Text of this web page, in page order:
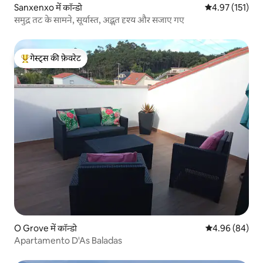
Sanxenxo में कॉन्डो औसत रेटिंग 5 में से
4.97 (151)
समुद्र तट के सामने, सूर्यास्त, अद्भुत दृश्य और सजाए गए
गेस्ट्स का टॉप फ़ेवरेट
गेस्ट्स की फ़ेवरेट
O Grove में कॉन्डो औसत रेटिंग 5 में
4.96 (84)
Apartamento D'As Baladas